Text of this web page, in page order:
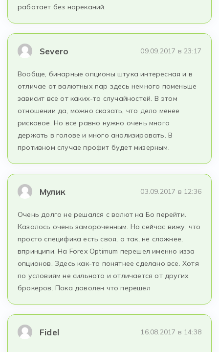
работает без нареканий.
Severo 09.09.2017 в 23:17
Вообще, бинарные опционы штука интересная и в
отличае от валютных пар здесь немного поменьше
зависит все от каких-то случайностей. В этом
отношении да, можно сказать, что дело менее
рисковое. Но все равно нужно очень много
держать в голове и много анализировать. В
противном случае профит будет мизерным.
Мулик 03.09.2017 в 12:36
Очень долго не решался с валют на Бо перейти.
Казалось очень замороченным. Но сейчас вижу, что
просто специфика есть своя, а так, не сложнее,
впринципи. На Forex Optimum перешел именно изза
опционов. Здесь как-то понятнее сделано все. Хотя
по условиям не сильното и отличается от других
брокеров. Пока доволен что перешел
Fidel 16.08.2017 в 14:38